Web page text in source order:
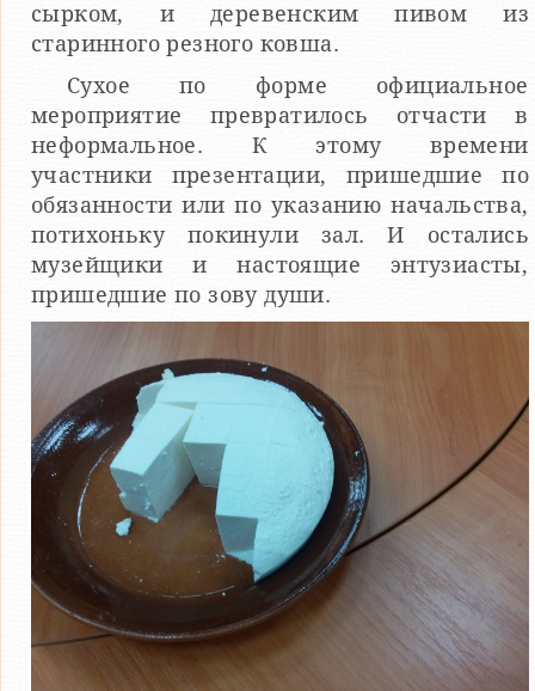
сырком, и деревенским пивом из
старинного резного ковша.
Сухое по форме официальное
мероприятие превратилось отчасти в
неформальное. К этому времени
участники презентации, пришедшие по
обязанности или по указанию начальства,
потихоньку покинули зал. И остались
музейщики и настоящие энтузиасты,
пришедшие по зову души.